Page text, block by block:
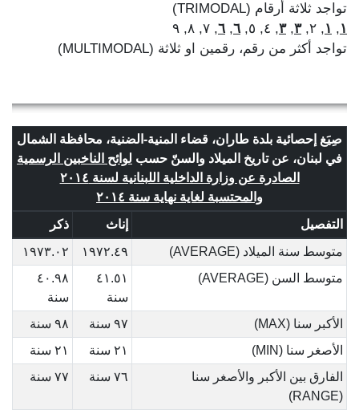
تواجد ثلاثة أرقام (TRIMODAL)
١, ١, ٢, ٣,٣, ٤, ٥, ٦, ٦, ٧, ٨, ٩
تواجد أكثر من رقم، رقمين او ثلاثة (MULTIMODAL)
صِيَغ إحصائية بلدة طاران، قضاء المنية-الضنية، محافظة الشمال
في لبنان، عن تاريخ الميلاد والسنّ حسب لوائح الناخبين الرسمية
الصادرة عن وزارة الداخلية اللبنانية لسنة ٢٠١٤
والمحتسبة لغاية نهاية سنة ٢٠١٤
التفصيل
إناث
ذكر
متوسط سنة الميلاد (AVERAGE)
١٩٧٢.٤٩
١٩٧٣.٠٢
متوسط السن (AVERAGE)
٤١.٥١
سنة
٤٠.٩٨
سنة
الأكبر سنا (MAX)
٩٧ سنة
٩٨ سنة
الأصغر سنا (MIN)
٢١ سنة
٢١ سنة
الفارق بين الأكبر والأصغر سنا
(RANGE)
٧٦ سنة ٧٧ سنة